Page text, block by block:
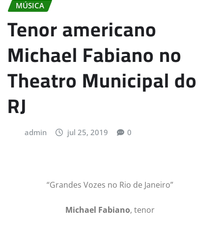
MÚSICA
Tenor americano
Michael Fabiano no
Theatro Municipal do
RJ
admin jul 25, 2019 0
“Grandes Vozes no Rio de Janeiro”
Michael Fabiano, tenor